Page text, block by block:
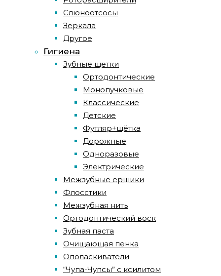
Слюноотсосы
Зеркала
Другое
Гигиена
Зубные щетки
Ортодонтические
Монопучковые
Классические
Детские
Футляр+щётка
Дорожные
Одноразовые
Электрические
Межзубные ёршики
Флосстики
Межзубная нить
Ортодонтический воск
Зубная паста
Очищающая пенка
Ополаскиватели
“Чупа-Чупсы” с ксилитом